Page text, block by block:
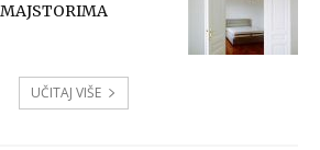
UČITAJ VIŠE